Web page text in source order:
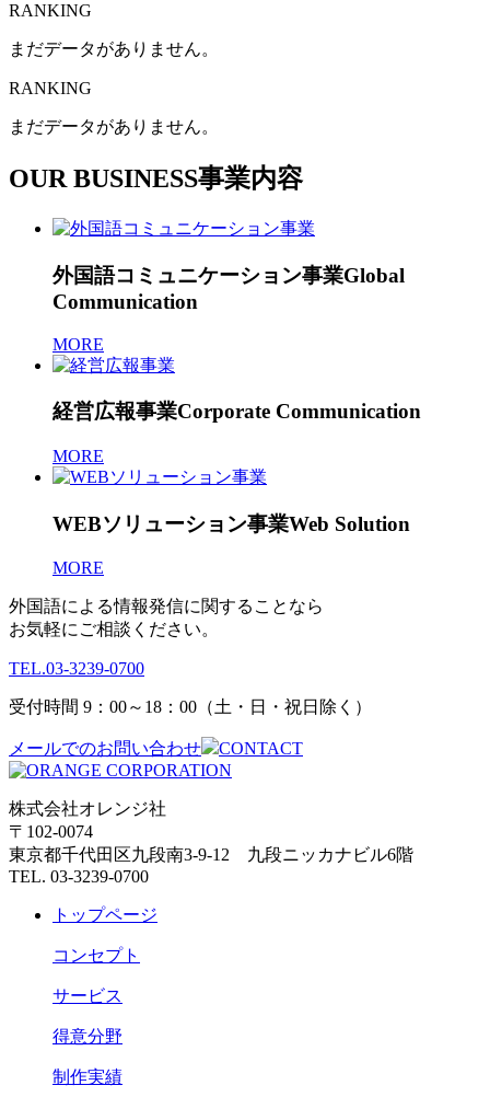
RANKING
まだデータがありません。
RANKING
まだデータがありません。
OUR BUSINESS事業内容
外国語コミュニケーション事業Global
Communication
MORE
経営広報事業Corporate Communication
MORE
WEBソリューション事業Web Solution
MORE
外国語による情報発信に関することなら
お気軽にご相談ください。
TEL.03-3239-0700
受付時間 9：00～18：00（土・日・祝日除く）
メールでのお問い合わせ CONTACT
株式会社オレンジ社
〒102-0074
東京都千代田区九段南3-9-12 九段ニッカナビル6階
TEL. 03-3239-0700
トップページ
コンセプト
サービス
得意分野
制作実績